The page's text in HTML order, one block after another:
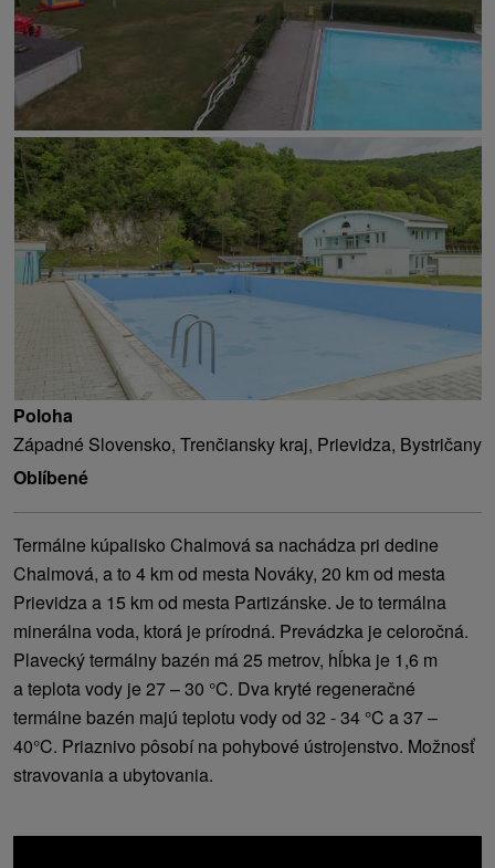
Poloha
Západné Slovensko, Trenčiansky kraj, Prievidza, Bystričany
Oblíbené
Termálne kúpalisko Chalmová sa nachádza pri dedine
Chalmová, a to 4 km od mesta Nováky, 20 km od mesta
Prievidza a 15 km od mesta Partizánske. Je to termálna
minerálna voda, ktorá je prírodná. Prevádzka je celoročná.
Plavecký termálny bazén má 25 metrov, hĺbka je 1,6 m
a teplota vody je 27 – 30 °C. Dva kryté regeneračné
termálne bazén majú teplotu vody od 32 - 34 °C a 37 –
40°C. Priaznivo pôsobí na pohybové ústrojenstvo. Možnosť
stravovania a ubytovania.